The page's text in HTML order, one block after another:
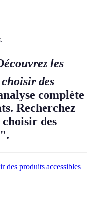
.
les
des
complète
Recherchez
des
des produits accessibles